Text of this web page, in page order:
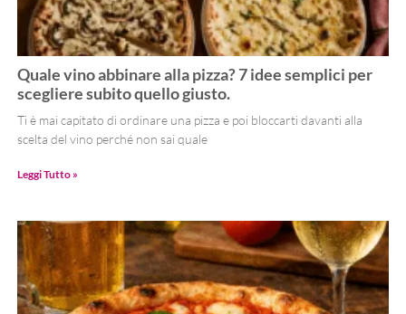
Quale vino abbinare alla pizza? 7 idee semplici per
scegliere subito quello giusto.
Ti è mai capitato di ordinare una pizza e poi bloccarti davanti alla
scelta del vino perché non sai quale
Leggi Tutto »